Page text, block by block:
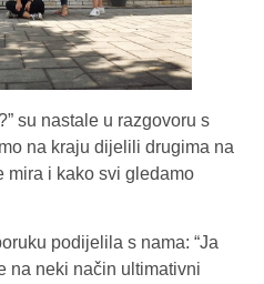
su nastale u razgovoru s
na kraju dijelili drugima na
mira i kako svi gledamo
podijelila s nama: “Ja
na neki način ultimativni